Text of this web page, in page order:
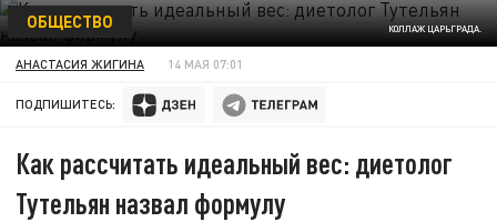
КОЛЛАЖ ЦАРЬГРАДА.
ОБЩЕСТВО
АНАСТАСИЯ ЖИГИНА 14 МАЯ 07:01
ПОДПИШИТЕСЬ:
Как рассчитать идеальный вес: диетолог
Тутельян назвал формулу